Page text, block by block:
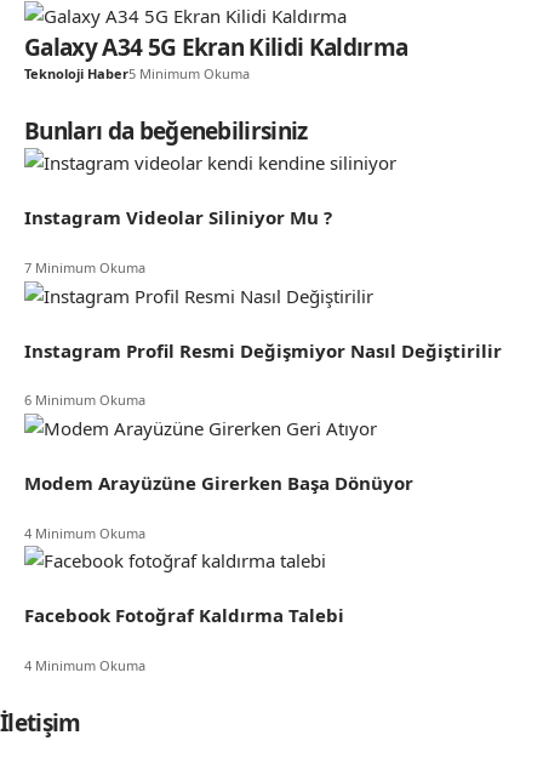
Galaxy A34 5G Ekran Kilidi Kaldırma
Teknoloji Haber5 Minimum Okuma
Bunları da beğenebilirsiniz
Instagram Videolar Siliniyor Mu ?
7 Minimum Okuma
Instagram Profil Resmi Değişmiyor Nasıl Değiştirilir
6 Minimum Okuma
Modem Arayüzüne Girerken Başa Dönüyor
4 Minimum Okuma
Facebook Fotoğraf Kaldırma Talebi
4 Minimum Okuma
İletişim